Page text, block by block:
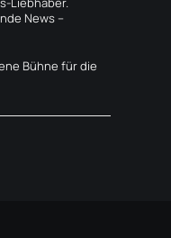
News –
Bühne für die